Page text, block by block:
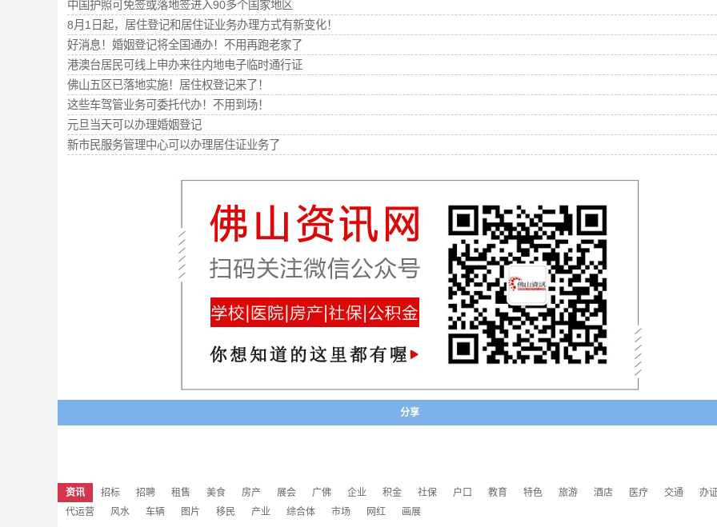
中国护照可免签或落地签进入90多个国家地区
8月1日起，居住登记和居住证业务办理方式有新变化！
好消息！婚姻登记将全国通办！不用再跑老家了
港澳台居民可线上申办来往内地电子临时通行证
佛山五区已落地实施！居住权登记来了！
这些车驾管业务可委托代办！不用到场！
元旦当天可以办理婚姻登记
新市民服务管理中心可以办理居住证业务了
分享
资讯 招标 招聘 租售 美食 房产 展会 广佛 企业 积金 社保 户口 教育 特色 旅游 酒店 医疗 交通 办证
代运营
风水 车辆 图片 移民 产业 综合体 市场 网红 画展